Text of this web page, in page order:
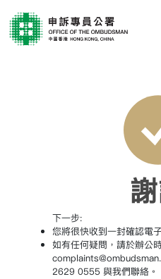
下一步:
您將很快收到一封確認電
如有任何疑問，請於辦公
2629 0555 與我們聯絡。